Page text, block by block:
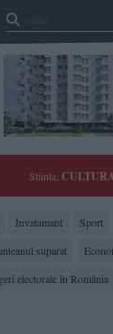
Stiinta,
Invatamant Sport
suparat
electorale în România